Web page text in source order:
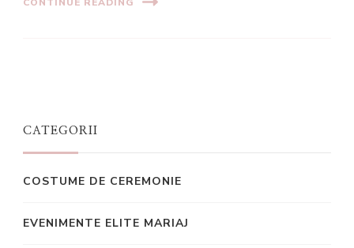
CATEGORII
COSTUME DE CEREMONIE
EVENIMENTE ELITE MARIAJ